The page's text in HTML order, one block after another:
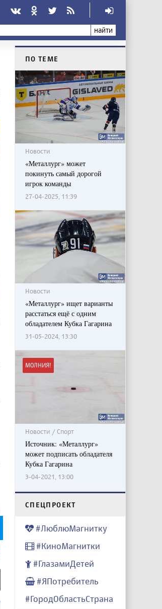
найти
ПО ТЕМЕ
Новости
«Металлург» может
покинуть самый дорогой
игрок команды
27-04-2025, 11:39
Новости
«Металлург» ищет варианты
расстаться ещё с одним
обладателем Кубка Гагарина
31-05-2024, 13:30
МОЛНИЯ!
Новости / Спорт
Источник: «Металлург»
может подписать обладателя
Кубка Гагарина
3-04-2021, 13:00
CПЕЦПРОЕКТ
#ЛюблюМагнитку
#КиноМагнитки
#ГлазамиДетей
#ЯПотребитель
#ГородОбластьСтрана